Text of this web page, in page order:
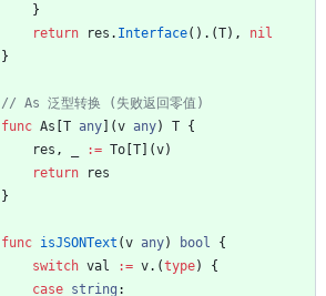
}
return
res . Interface( ) . (T) ,
nil
}
// As 泛型转换 (失败返回零值)
func As T any (v any) T {
res , := To T (v)
return
res
}
func isJSONText (v any) bool
{
switch val := v. (type)
{
case string :